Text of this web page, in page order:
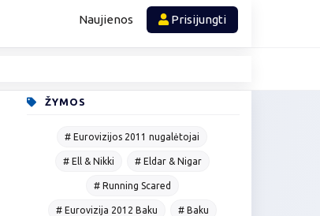
Naujienos Prisijungti
ŽYMOS
# Eurovizijos 2011 nugalėtojai
# Ell & Nikki # Eldar & Nigar
# Running Scared
# Eurovizija 2012 Baku # Baku